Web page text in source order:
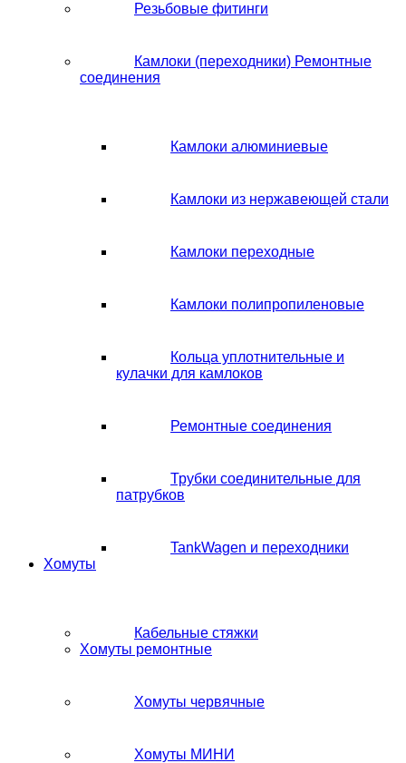
Резьбовые фитинги
Камлоки (переходники) Ремонтные
соединения
Камлоки алюминиевые
Камлоки из нержавеющей стали
Камлоки переходные
Камлоки полипропиленовые
Кольца уплотнительные и
кулачки для камлоков
Ремонтные соединения
Трубки соединительные для
патрубков
TankWagen и переходники
Хомуты
Кабельные стяжки
Хомуты ремонтные
Хомуты червячные
Хомуты МИНИ